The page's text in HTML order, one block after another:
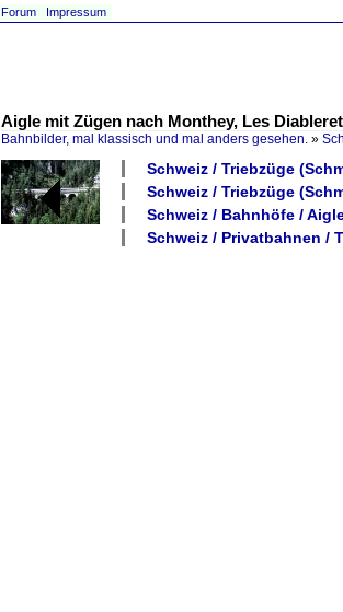
Forum Impressum
Aigle mit Zügen nach Monthey, Les
Bahnbilder, mal klassisch und mal anders gesehen. »
Schweiz / Triebzüge
Schweiz / Triebzüge
Schweiz / Bahnhöfe /
Schweiz / Privatbahnen /